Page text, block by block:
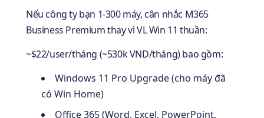
Nếu công ty bạn 1-300 máy, cân nhắc M365
Business Premium thay vì VL Win 11 thuần:
~$22/user/tháng (~530k VND/tháng) bao gồm:
Windows 11 Pro Upgrade (cho máy đã
có Win Home)
Office 365 (Word, Excel, PowerPoint,